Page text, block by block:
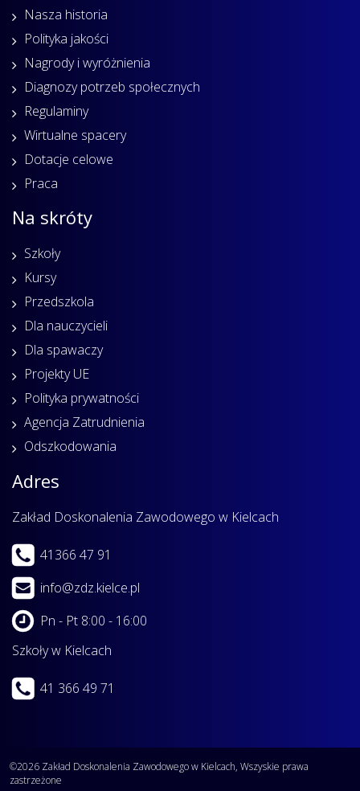
Nasza historia
Polityka jakości
Nagrody i wyróżnienia
Diagnozy potrzeb społecznych
Regulaminy
Wirtualne spacery
Dotacje celowe
Praca
Na skróty
Szkoły
Kursy
Przedszkola
Dla nauczycieli
Dla spawaczy
Projekty UE
Polityka prywatności
Agencja Zatrudnienia
Odszkodowania
Adres
Zakład Doskonalenia Zawodowego w Kielcach
41366 47 91
info@zdz.kielce.pl
Pn - Pt 8:00 - 16:00
Szkoły w Kielcach
41 366 49 71
©2026 Zakład Doskonalenia Zawodowego w Kielcach, Wszyskie prawa
zastrzeżone